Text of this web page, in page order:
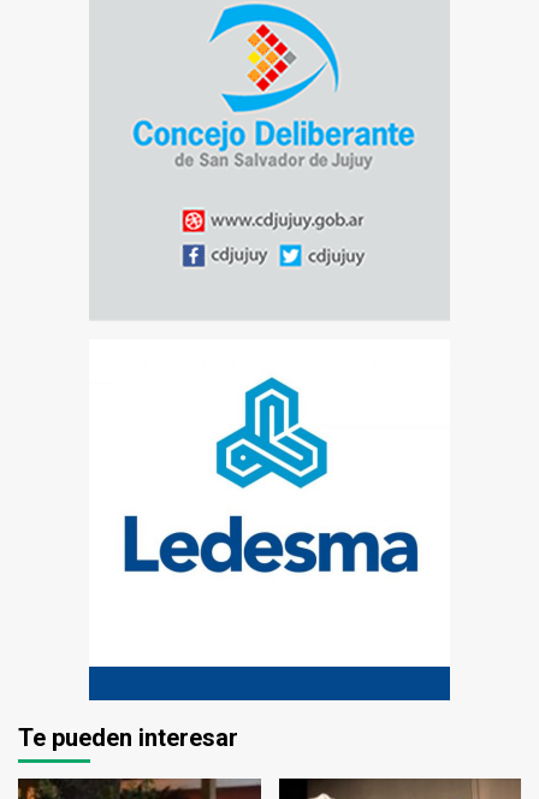
Te pueden interesar